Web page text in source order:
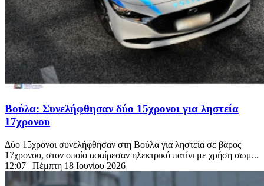
Βούλα: Συνελήφθησαν δύο 15χρονοι για ληστεία
17χρονου
Δύο 15χρονοι συνελήφθησαν στη Βούλα για ληστεία σε βάρος
17χρονου, στον οποίο αφαίρεσαν ηλεκτρικό πατίνι με χρήση σωμ...
12:07 | Πέμπτη 18 Ιουνίου 2026